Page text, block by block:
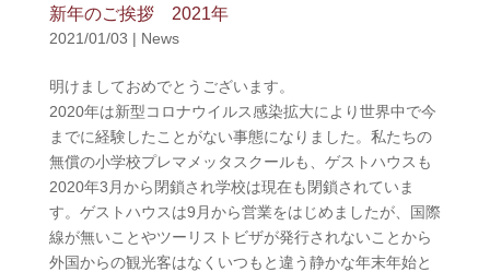
新年のご挨拶 2021年
2021/01/03 | News
明けましておめでとうございます。
2020年は新型コロナウイルス感染拡大により世界中で今
までに経験したことがない事態になりました。私たちの
無償の小学校プレマメッタスクールも、ゲストハウスも
2020年3月から閉鎖され学校は現在も閉鎖されていま
す。ゲストハウスは9月から営業をはじめましたが、国際
線が無いことやツーリストビザが発行されないことから
外国からの観光客はなくいつもと違う静かな年末年始と